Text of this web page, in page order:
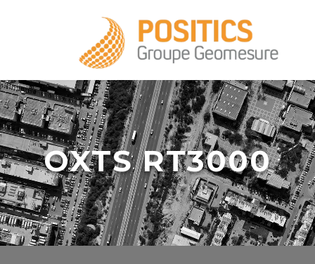
OXTS RT3000
+33 1 39 16 20 28
infos@positics.fr